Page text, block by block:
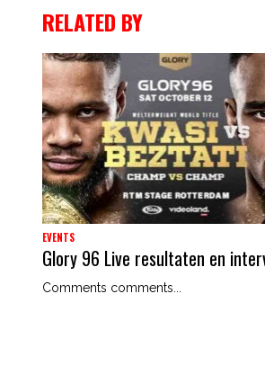
RELATED BY
EVENTS
Glory 96 Live resultaten en
Comments comments...